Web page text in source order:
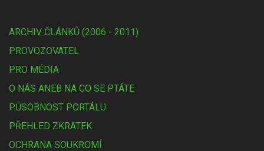
ARCHIV ČLÁNKŮ (2006 - 2011)
PROVOZOVATEL
PRO MÉDIA
O NÁS ANEB NA CO SE PTÁTE
PŮSOBNOST PORTÁLU
PŘEHLED ZKRATEK
OCHRANA SOUKROMÍ